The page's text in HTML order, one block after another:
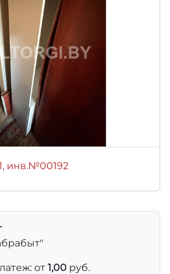
инв.№00192
от 1,00 руб.